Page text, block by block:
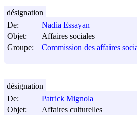
De:
Nadia Essayan
Objet:
Affaires sociales
Groupe:
Commission des affaires
désignation
De:
Patrick Mignola
Objet:
Affaires culturelles
désignation